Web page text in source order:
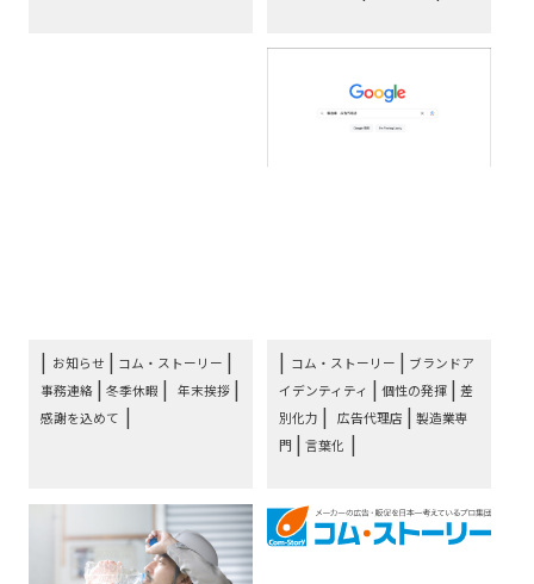
お知らせ | コム・ストーリー |
事務連絡 |冬季休暇 | 年末挨拶 |
感謝を込めて
コム・ストーリー | ブランドア
イデンティティ | 個性の発揮 | 差
別化力 | 広告代理店 |製造業専
門 | 言葉化